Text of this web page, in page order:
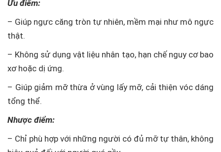
Ưu điểm:
– Giúp ngực căng tròn tự nhiên, mềm mại như mô ngực
thật.
– Không sử dụng vật liệu nhân tạo, hạn chế nguy cơ bao
xơ hoặc dị ứng.
– Giúp giảm mỡ thừa ở vùng lấy mỡ, cải thiện vóc dáng
tổng thể.
Nhược điểm:
– Chỉ phù hợp với những người có đủ mỡ tự thân, không